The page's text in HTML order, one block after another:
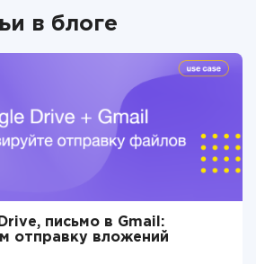
в блоге
письмо в Gmail:
отправку вложений